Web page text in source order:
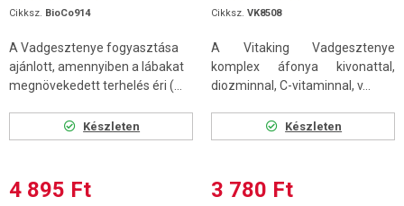
Cikksz. BioCo914
A Vadgesztenye fogyasztása
ajánlott, amennyiben a lábakat
megnövekedett terhelés éri (...
Készleten
4 895 Ft
Cikksz. VK8508
A Vitaking Vadgesztenye
komplex áfonya kivonattal,
diozminnal, C-vitaminnal, v...
Készleten
3 780 Ft